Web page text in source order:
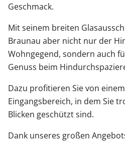
Geschmack.
Mit seinem breiten
Braunau aber nicht nur der
Wohngegend, sondern auch
Genuss beim
Dazu profitieren Sie von
Eingangsbereich, in dem Sie
Blicken geschützt sind.
Dank unseres großen